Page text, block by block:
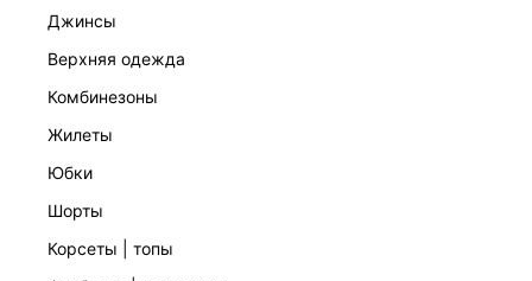
джинсы
верхняя одежда
комбинезоны
жилеты
юбки
шорты
корсеты | топы